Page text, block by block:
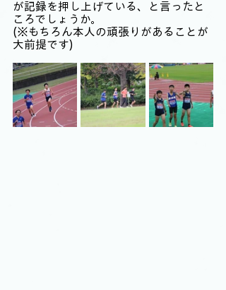
が記録を押し上げている、と言ったと
ころでしょうか。
(※もちろん本人の頑張りがあることが
大前提です)